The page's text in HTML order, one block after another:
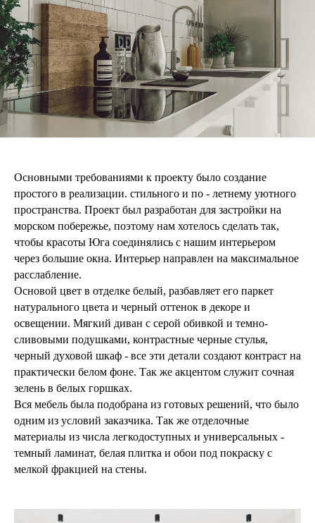
Основными требованиями к проекту было создание
простого в реализации. стильного и по - летнему уютного
пространства. Проект был разработан для застройки на
морском побережье, поэтому нам хотелось сделать так,
чтобы красоты Юга соединялись с нашим интерьером
через большие окна. Интерьер направлен на максимальное
расслабление.
Основой цвет в отделке белый, разбавляет его паркет
натурального цвета и черный оттенок в декоре и
освещении. Мягкий диван с серой обивкой и темно-
сливовыми подушками, контрастные черные стулья,
черный духовой шкаф - все эти детали создают контраст на
практически белом фоне. Так же акцентом служит сочная
зелень в белых горшках.
Вся мебель была подобрана из готовых решений, что было
одним из условий заказчика. Так же отделочные
материалы из числа легкодоступных и универсальных -
темный ламинат, белая плитка и обои под покраску с
мелкой фракцией на стены.